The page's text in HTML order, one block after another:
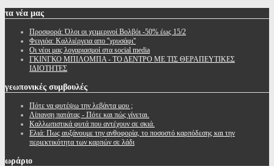
τα νέα μας
Προσφορά: Όλοι οι χειμερινοί Βολβόι -50% έως 15/2
Φειγιόα: Καλλιέργεια απο ''χρυσάφι''
Oι νέοι μας λογαριασμοί στα social media
ΓΚΙΝΓΚΟ ΜΠΙΛΟΜΠΑ - ΤΟ ΔΕΝΤΡΟ ΜΕ ΤΙΣ ΘΕΡΑΠΕΥΤΙΚΕΣ
ΙΔΙΟΤΗΤΕΣ
γεωπονικές συμβουλές
Πότε να φυτέψω την λεβάντα μου ;
Λίπανση πατάτας - Πότε και πώς γίνεται.
Καλλωπιστικά φυτά που αντέχουν σε σκιά.
Ελιά: Πως αυξάνουμε την ανθοφορία, το ποσοστό καρπόδεσης και την
περιεκτικότητα των καρπών σε λάδι
ωράριο